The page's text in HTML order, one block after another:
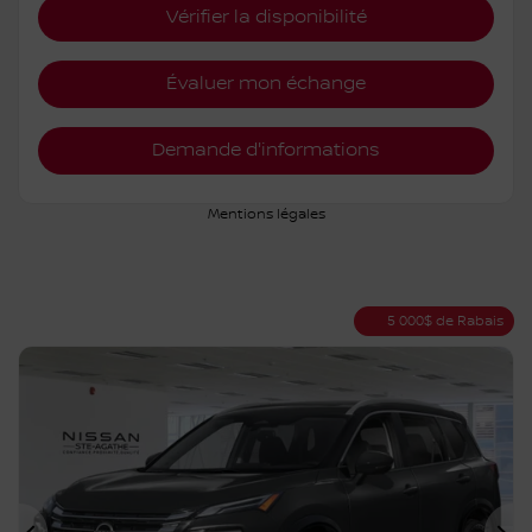
Vérifier la disponibilité
Évaluer mon échange
Demande d'informations
Mentions légales
5 000$ de Rabais